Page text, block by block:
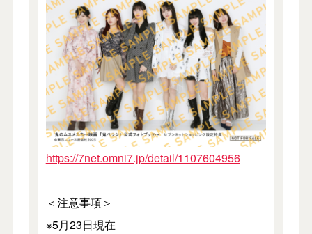
https://7net.omni7.jp/detail/1107604956
＜注意事項＞
※5月23日現在